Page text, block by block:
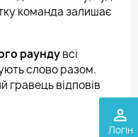
perm_identity
Логін
команда залишає
раундувсі
слово разом.
гравець відповів